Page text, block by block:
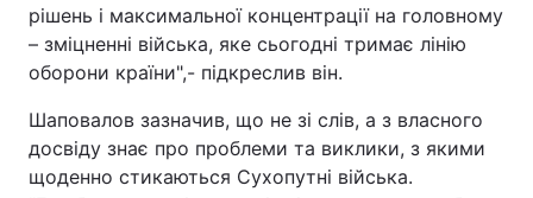
рішень і максимальної концентрації на головному
– зміцненні війська, яке сьогодні тримає лінію
оборони країни",- підкреслив він.
Шаповалов зазначив, що не зі слів, а з власного
досвіду знає про проблеми та виклики, з якими
щоденно стикаються Сухопутні війська.